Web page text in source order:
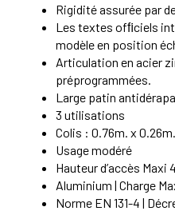
Rigidité assurée par
Les textes ofﬁciels
modèle en position
Articulation en acier
préprogrammées.
Large patin
3 utilisations
Colis : 0.76m. x
Usage modéré
Hauteur d’accès Maxi
Aluminium | Charge
Norme EN 131-4 |